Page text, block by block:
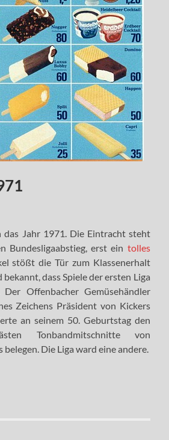
das Jahr 1971. Die Eintracht steht
Bundesligaabstieg, erst ein tolles
stößt die Tür zum Klassenerhalt
dass Spiele der ersten Liga
Der Offenbacher Gemüsehändler
Zeichens Präsident von Kickers
an seinem 50. Geburtstag den
Tonbandmitschnitte von
belegen. Die Liga ward eine andere.